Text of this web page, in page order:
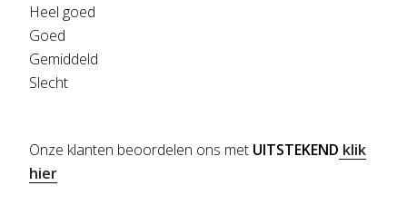
Heel goed
Goed
Gemiddeld
Slecht
Onze klanten beoordelen ons met UITSTEKEND klik
hier